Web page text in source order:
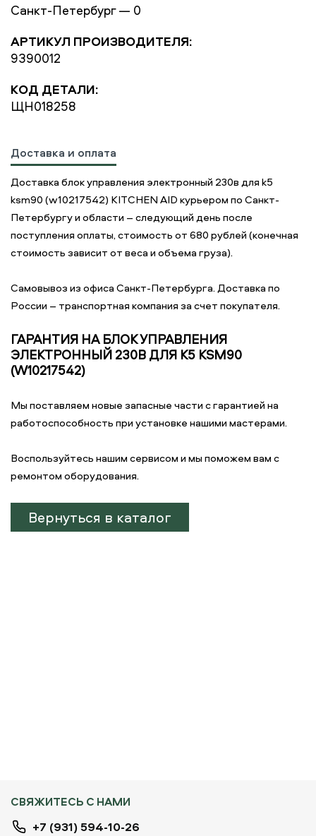
Санкт-Петербург — 0
АРТИКУЛ ПРОИЗВОДИТЕЛЯ:
9390012
КОД ДЕТАЛИ:
ЩН018258
Доставка и оплата
Доставка блок управления электронный 230в для k5
ksm90 (w10217542) KITCHEN AID курьером по Санкт-
Петербургу и области – следующий день после
поступления оплаты, стоимость от 680 рублей (конечная
стоимость зависит от веса и объема груза).
Самовывоз из офиса Санкт-Петербурга. Доставка по
России – транспортная компания за счет покупателя.
ГАРАНТИЯ НА БЛОК УПРАВЛЕНИЯ
ЭЛЕКТРОННЫЙ 230В ДЛЯ K5 KSM90
(W10217542)
Мы поставляем новые запасные части с гарантией на
работоспособность при установке нашими мастерами.
Воспользуйтесь нашим сервисом и мы поможем вам с
ремонтом оборудования.
Вернуться в каталог
СВЯЖИТЕСЬ С НАМИ
+7 (931) 594-10-26